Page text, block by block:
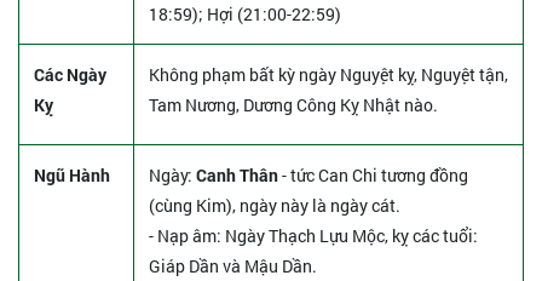
18:59); Hợi (21:00-22:59)
Các Ngày
Kỵ
Không phạm bất kỳ ngày Nguyệt kỵ, Nguyệt tận,
Tam Nương, Dương Công Kỵ Nhật nào.
Ngũ Hành Ngày: Canh Thân- tức Can Chi tương đồng
(cùng Kim), ngày này là ngày cát.
- Nạp âm: Ngày Thạch Lựu Mộc, kỵ các tuổi:
Giáp Dần và Mậu Dần.